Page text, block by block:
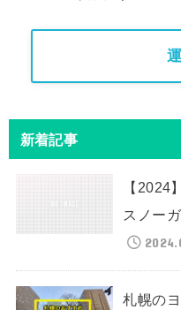
新着記事
【2024
スノー
札幌の